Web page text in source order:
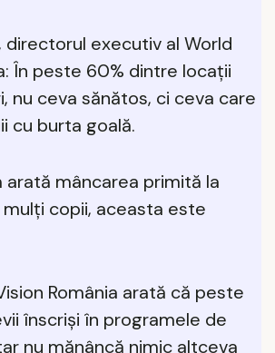
directorul executiv al World
În peste 60% dintre locații
nu ceva sănătos, ci ceva care
cu burta goală.
mâncarea primită la
copii, aceasta este
România arată că peste
înscriși în programele de
nu mănâncă nimic altceva